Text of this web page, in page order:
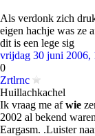
Als verdonk zich
eigen hachje was ze
dit is een lege sig
vrijdag 30 juni 2006,
0
Zrtlrnc
Huillachkachel
Ik vraag me afwie
2002 al bekend
Eargasm. .Luister